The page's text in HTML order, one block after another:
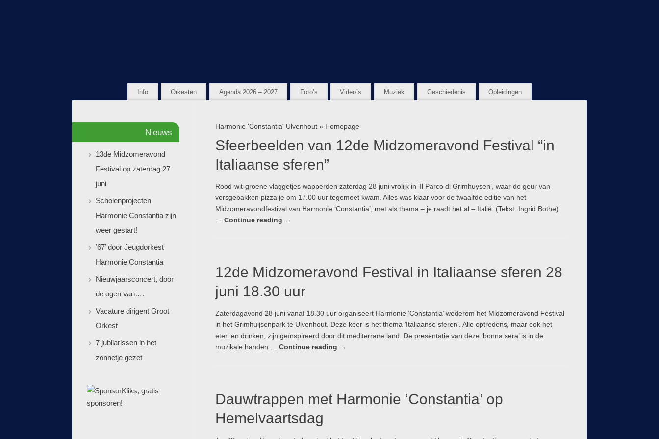
Info Orkesten Agenda 2026 – 2027 Foto’s Video´s Muziek Geschiedenis Opleidingen
Harmonie 'Constantia' Ulvenhout » Homepage
Sfeerbeelden van 12de Midzomeravond Festival “in
Italiaanse sferen”
Rood-wit-groene vlaggetjes wapperden zaterdag 28 juni vrolijk in ‘Il Parco di Grimhuysen’, waar de geur van
versgebakken pizza je om 17.00 uur tegemoet kwam. Alles was klaar voor de twaalfde editie van het
Midzomeravondfestival van Harmonie ‘Constantia’, met als thema – je raadt het al – Italië. (Tekst: Ingrid Bothe)
Continue reading →
12de Midzomeravond Festival in Italiaanse sferen 28
juni 18.30 uur
Zaterdagavond 28 juni vanaf 18.30 uur organiseert Harmonie ‘Constantia’ wederom het Midzomeravond Festival
in het Grimhuijsenpark te Ulvenhout. Deze keer is het thema ‘Italiaanse sferen’. Alle optredens, maar ook het
eten en drinken, zijn geïnspireerd door dit mediterrane land. De presentatie van deze ‘bonna sera’ is in de
muzikale handen … Continue reading →
Dauwtrappen met Harmonie ‘Constantia’ op
Hemelvaartsdag
Nieuws
13de Midzomeravond
Festival op zaterdag 27
juni
Scholenprojecten
Harmonie Constantia zijn
weer gestart!
’67’ door Jeugdorkest
Harmonie Constantia
Nieuwjaarsconcert, door
de ogen van….
Vacature dirigent Groot
Orkest
7 jubilarissen in het
zonnetje gezet